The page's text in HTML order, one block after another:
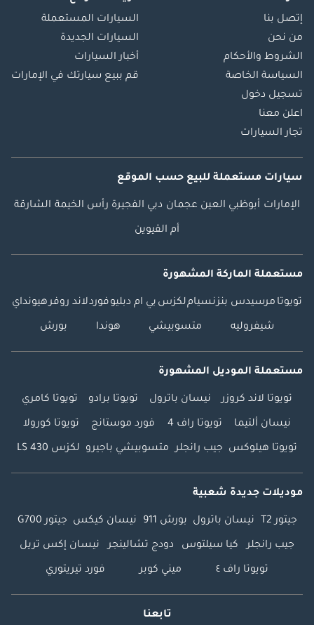
إتصل بنا
من نحن
الشروط والأحكام
السياسة الخاصة
تسجيل دخول
اعلن معنا
تجار السيارات
السيارات المستعملة
السيارات الجديدة
أخبار السيارات
قم ببيع سيارتك في الإمارات
سيارات مستعملة للبيع حسب الموقع
الإمارات أبوظبي العين عجمان دبي الفجيرة رأس الخيمة الشارقة
أم القيوين
مستعملة الماركة المشهورة
تويوتا مرسيدس بنزنسياملكزس بي ام دبليوفوردلاند روفرهيونداي
شيفروليه متسوبيشي هوندا بورش
مستعملة الموديل المشهورة
تويوتا لاند كروزر نيسان باترول تويوتا برادو تويوتا كامري
نيسان ألتيما تويوتا راف 4 فورد موستانج تويوتا كورولا
تويوتا هيلوكس جيب رانجلر متسوبيشي باجيرو لكزس LS 430
موديلات جديدة شعبية
جيتور T2 نيسان باترول بورش 911 نيسان كيكس جيتور G700
جيب رانجلر كيا سيلتوس دودج تشالينجر نيسان إكس تريل
تويوتا راف ٤ ميني كوبر فورد تيريتوري
تابعنا